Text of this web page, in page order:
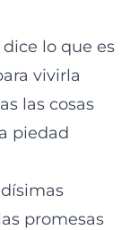
dice lo que es
vivirla
las cosas
piedad
promesas